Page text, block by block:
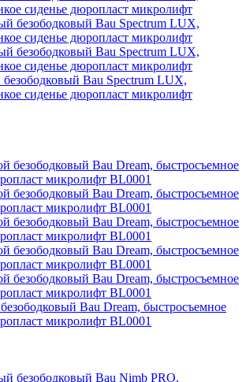
Bau Spectrum LUX,
сиденье дюропласт микролифт
Bau Dream, быстросъемное
микролифт BL0001